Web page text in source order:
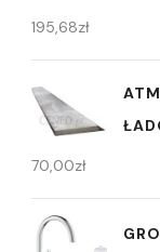
195,68zł
70,00zł